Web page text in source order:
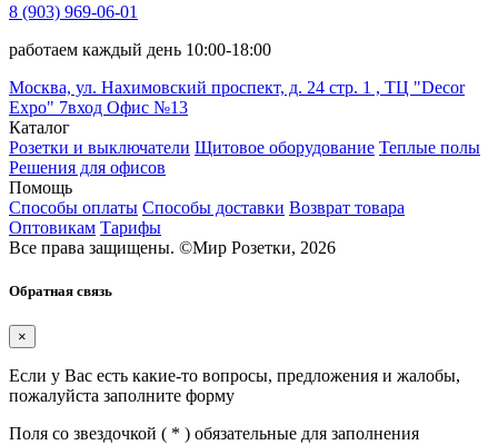
8 (903) 969-06-01
работаем каждый день 10:00-18:00
Москва, ул. Нахимовский проспект, д. 24 стр. 1 , ТЦ "Decor
Expo" 7вход Офис №13
Каталог
Розетки и выключатели Щитовое оборудование Теплые полы
Решения для офисов
Помощь
Способы оплаты Способы доставки Возврат товара
Оптовикам Тарифы
Все права защищены. ©Мир Розетки, 2026
Обратная связь
×
Если у Вас есть какие-то вопросы, предложения и жалобы,
пожалуйста заполните форму
Поля со звездочкой ( * ) обязательные для заполнения